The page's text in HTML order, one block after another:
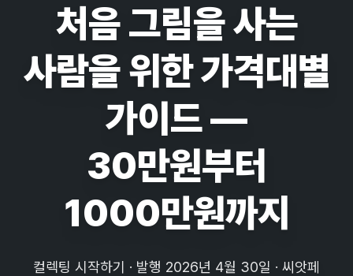
처음 그림을 사는
사람을 위한 가격대별
가이드 —
30만원부터
1000만원까지
컬렉팅 시작하기 · 발행 2026년 4월 30일 · 씨앗페